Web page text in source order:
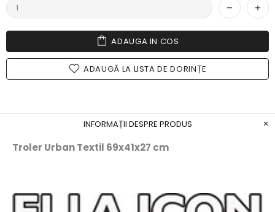
ADAUGA IN COS
ADAUGĂ LA LISTA DE DORINȚE
INFORMAȚII DESPRE PRODUS
Troler Urban Textil 69x41x27 cm